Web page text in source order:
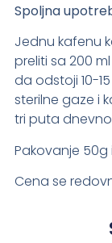
Spoljna
Jednu kafenu
preliti sa 200
da odstoji 10-
sterilne gaze i
tri puta
Pakovanje 50g
Cena se